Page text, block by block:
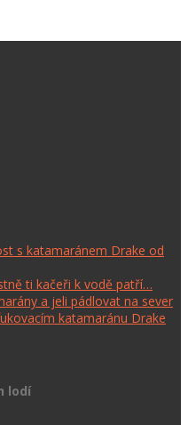
s katamaránem Drake od
ti kačeři k vodě patří…
a jeli pádlovat na sever
katamaránu Drake
lodí